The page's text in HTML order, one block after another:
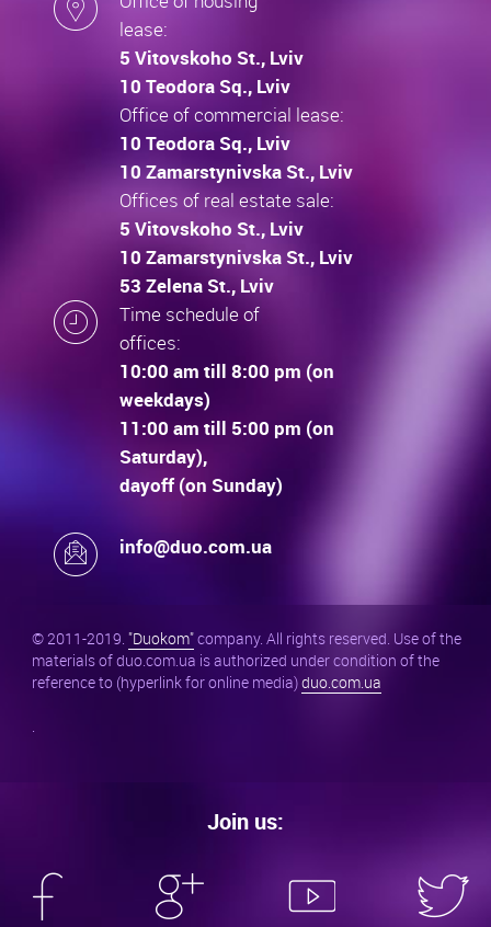
lease:
5 Vitovskoho St., Lviv
10 Teodora Sq., Lviv
Office of commercial lease:
10 Teodora Sq., Lviv
10 Zamarstynivska St., Lviv
Offices of real estate sale:
5 Vitovskoho St., Lviv
10 Zamarstynivska St., Lviv
53 Zelena St., Lviv
Time schedule of
offices:
10:00 am till 8:00 pm (on
weekdays)
11:00 am till 5:00 pm (on
Saturday),
dayoff (on Sunday)
info@duo.com.ua
© 2011-2019. "Duokom"company. All rights reserved. Use of the
materials of duo.com.ua is authorized under condition of the
reference to (hyperlink for online media)duo.com.ua
.
Join us: